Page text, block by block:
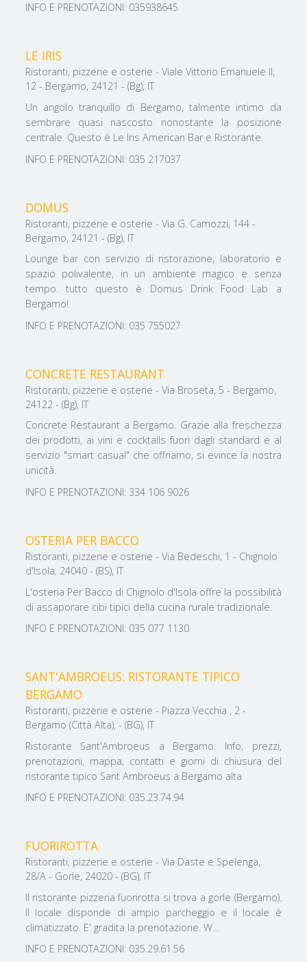
INFO E PRENOTAZIONI: 035938645
LE IRIS
Ristoranti, pizzerie e osterie - Viale Vittorio Emanuele II,
12 - Bergamo, 24121 - (Bg), IT
Un angolo tranquillo di Bergamo, talmente intimo da
sembrare quasi nascosto nonostante la posizione
centrale. Questo è Le Iris American Bar e Ristorante.
INFO E PRENOTAZIONI: 035 217037
DOMUS
Ristoranti, pizzerie e osterie - Via G. Camozzi, 144 -
Bergamo, 24121 - (Bg), IT
Lounge bar con servizio di ristorazione, laboratorio e
spazio polivalente, in un ambiente magico e senza
tempo. tutto questo è Domus Drink Food Lab a
Bergamo!
INFO E PRENOTAZIONI: 035 755027
CONCRETE RESTAURANT
Ristoranti, pizzerie e osterie - Via Broseta, 5 - Bergamo,
24122 - (Bg), IT
Concrete Restaurant a Bergamo. Grazie alla freschezza
dei prodotti, ai vini e cocktails fuori dagli standard e al
servizio "smart casual" che offriamo, si evince la nostra
unicità.
INFO E PRENOTAZIONI: 334 106 9026
OSTERIA PER BACCO
Ristoranti, pizzerie e osterie - Via Bedeschi, 1 - Chignolo
d'Isola, 24040 - (BS), IT
L'osteria Per Bacco di Chignolo d'Isola offre la possibilità
di assaporare cibi tipici della cucina rurale tradizionale.
INFO E PRENOTAZIONI: 035 077 1130
SANT'AMBROEUS: RISTORANTE TIPICO
BERGAMO
Ristoranti, pizzerie e osterie - Piazza Vecchia , 2 -
Bergamo (Città Alta), - (BG), IT
Ristorante Sant'Ambroeus a Bergamo. Info, prezzi,
prenotazioni, mappa, contatti e giorni di chiusura del
ristorante tipico Sant Ambroeus a Bergamo alta
INFO E PRENOTAZIONI: 035.23.74.94
FUORIROTTA
Ristoranti, pizzerie e osterie - Via Daste e Spelenga,
28/A - Gorle, 24020 - (BG), IT
Il ristorante pizzeria fuorirotta si trova a gorle (Bergamo).
Il locale disponde di ampio parcheggio e il locale è
climatizzato. E' gradita la prenotazione. W…
INFO E PRENOTAZIONI: 035.29.61.56